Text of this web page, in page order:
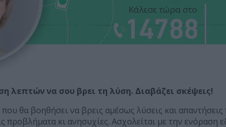
Κάλεσε τώρα στο
λεπτών να σου βρει τη λύση. Διαβάζει σκέψεις!
θα βοηθήσει να βρεις αμέσως λύσεις και
κι ανησυχίες. Ασχολείται με την ενόραση